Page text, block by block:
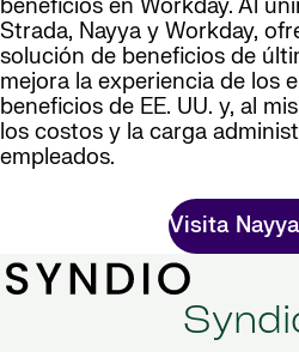
beneficios en Workday. Al
Strada, Nayya y Workday,
solución de beneficios de
mejora la experiencia de los
beneficios de EE. UU. y, al
los costos y la carga
empleados.
Visita Nayya